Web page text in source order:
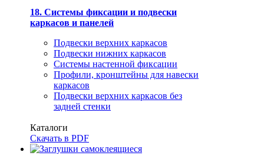
18. Системы фиксации и подвески
каркасов и панелей
Подвески верхних каркасов
Подвески нижних каркасов
Системы настенной фиксации
Профили, кронштейны для навески
каркасов
Подвески верхних каркасов без
задней стенки
Каталоги
Скачать в PDF